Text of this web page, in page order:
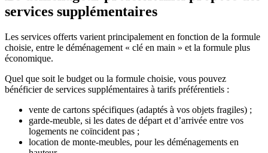
services supplémentaires
Les services offerts varient principalement en fonction de la formule
choisie, entre le déménagement « clé en main » et la formule plus
économique.
Quel que soit le budget ou la formule choisie, vous pouvez
bénéficier de services supplémentaires à tarifs préférentiels :
vente de cartons spécifiques (adaptés à vos objets fragiles) ;
garde-meuble, si les dates de départ et d’arrivée entre vos
logements ne coïncident pas ;
location de monte-meubles, pour les déménagements en